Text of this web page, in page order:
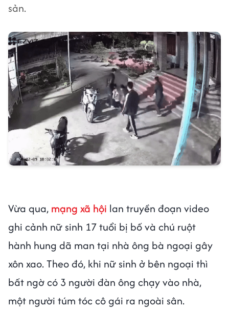
sản.
Vừa qua, mạng xã hội lan truyền đoạn video
ghi cảnh nữ sinh 17 tuổi bị bố và chú ruột
hành hung dã man tại nhà ông bà ngoại gây
xôn xao. Theo đó, khi nữ sinh ở bên ngoại thì
bất ngờ có 3 người đàn ông chạy vào nhà,
một người túm tóc cô gái ra ngoài sân.